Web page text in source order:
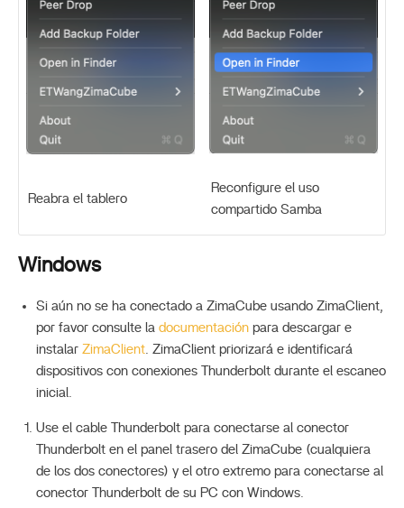
Reabra el tablero
Reconfigure el uso
compartido Samba
Windows
Si aún no se ha conectado a ZimaCube usando ZimaClient,
por favor consulte la documentación para descargar e
instalar ZimaClient. ZimaClient priorizará e identificará
dispositivos con conexiones Thunderbolt durante el escaneo
inicial.
Use el cable Thunderbolt para conectarse al conector
Thunderbolt en el panel trasero del ZimaCube (cualquiera
de los dos conectores) y el otro extremo para conectarse al
conector Thunderbolt de su PC con Windows.